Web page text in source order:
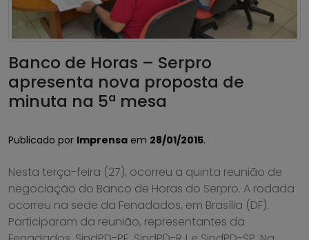
Banco de Horas – Serpro
apresenta nova proposta de
minuta na 5ª mesa
Publicado por Imprensa em 28/01/2015.
Nesta terça-feira (27), ocorreu a quinta reunião de
negociação do Banco de Horas do Serpro. A rodada
ocorreu na sede da Fenadados, em Brasília (DF).
Participaram da reunião, representantes da